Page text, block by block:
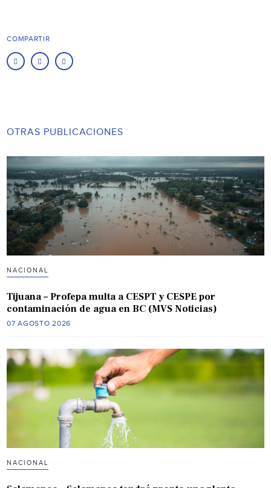
COMPARTIR
OTRAS PUBLICACIONES
NACIONAL
Tijuana – Profepa multa a CESPT y CESPE por
contaminación de agua en BC (MVS Noticias)
07 AGOSTO 2026
NACIONAL